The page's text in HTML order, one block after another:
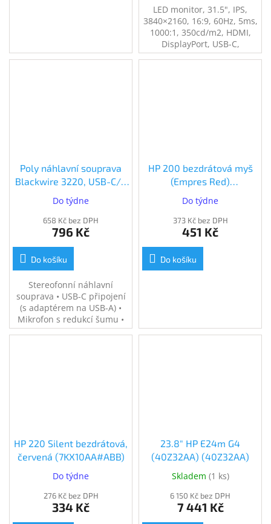
LED monitor, 31.5", IPS,
3840×2160, 16:9, 60Hz, 5ms,
1000:1, 350cd/m2, HDMI,
DisplayPort, USB-C,
černý/stříbrný
Poly náhlavní souprava
Blackwire 3220, USB-C/A
adaptér, stereo
(8X228AA)
Do týdne
658 Kč bez DPH
796 Kč
Do košíku
Stereofonní náhlavní
souprava • USB-C připojení
(s adaptérem na USB-A) •
Mikrofon s redukcí šumu •
SoundGuard ochrana
HP 200 bezdrátová myš
(Empres Red)
(2HU82AA#ABB)
Do týdne
373 Kč bez DPH
451 Kč
Do košíku
HP 220 Silent bezdrátová,
červená (7KX10AA#ABB)
Do týdne
276 Kč bez DPH
334 Kč
23.8" HP E24m G4
(40Z32AA) (40Z32AA)
Skladem (1 ks)
6 150 Kč bez DPH
7 441 Kč